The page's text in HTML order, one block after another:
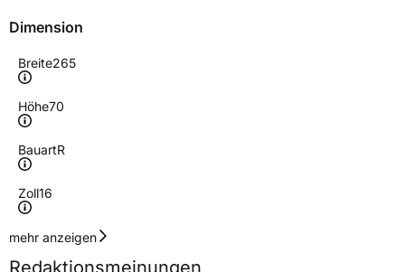
Dimension
Breite265
Höhe70
BauartR
Zoll16
Geschwindigkeitsindex
mehr anzeigen